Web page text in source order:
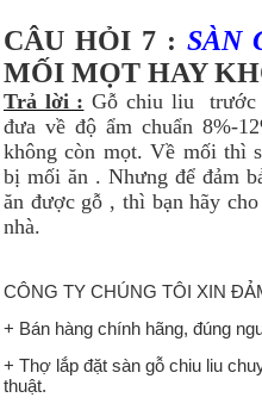
CÂU HỎI 7 : SÀN
MỐI MỌT HAY
Trả lời : Gỗ chiu liu trước
đưa về độ ẩm chuẩn 8%-
không còn mọt. Về mối thì
bị mối ăn . Nhưng để đảm
ăn được gỗ , thì bạn hãy
nhà.
CÔNG TY CHÚNG TÔI XIN
+ Bán hàng chính hãng, đúng
+ Thợ lắp đặt sàn gỗ chiu liu
thuật.